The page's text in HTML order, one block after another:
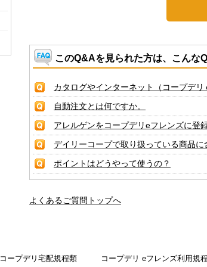
このQ&Aを見られた方は、こんな
カタログやインターネット（コープデ
自動注文とは何ですか。
アレルゲンをコープデリeフレンズに登
デイリーコープで取り扱っている商品に
ポイントはどうやって使うの？
よくあるご質問トップへ
コープデリ宅配規程類 コープデリ eフレンズ利用規程